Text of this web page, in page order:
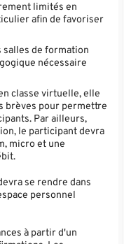
limités en
afin de favoriser
salles de formation
nécessaire
classe virtuelle, elle
brèves pour permettre
Par ailleurs,
le participant devra
micro et une
se rendre dans
personnel
à partir d'un